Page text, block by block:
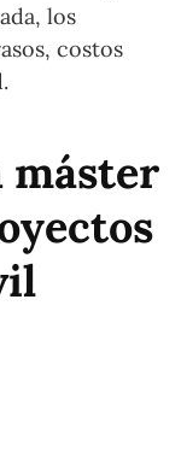
los
costos
máster